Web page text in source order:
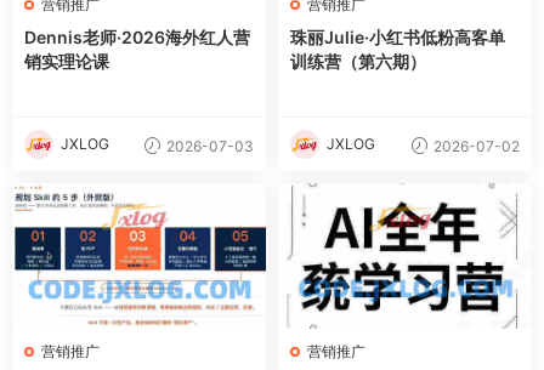
营销推广
Dennis老师·2026海外红人营
销实理论课
JXLOG 2026-07-03
营销推广
珠丽Julie·小红书低粉高客单
训练营（第六期）
JXLOG 2026-07-02
营销推广 营销推广